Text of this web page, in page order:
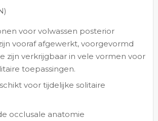
voor volwassen posterior
vooraf afgewerkt, voorgevormd
zijn verkrijgbaar in vele vormen voor
toepassingen.
voor tijdelijke solitaire
occlusale anatomie